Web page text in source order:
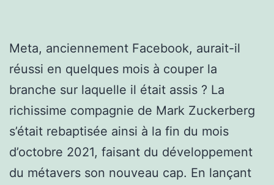
Meta, anciennement Facebook, aurait-il
réussi en quelques mois à couper la
branche sur laquelle il était assis ? La
richissime compagnie de Mark Zuckerberg
s’était rebaptisée ainsi à la fin du mois
d’octobre 2021, faisant du développement
du métavers son nouveau cap. En lançant